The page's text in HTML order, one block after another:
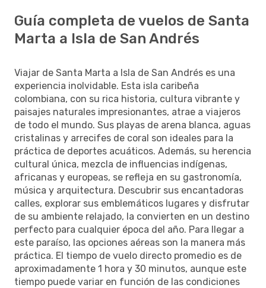
Guía completa de vuelos de Santa
Marta a Isla de San Andrés
Viajar de Santa Marta a Isla de San Andrés es una
experiencia inolvidable. Esta isla caribeña
colombiana, con su rica historia, cultura vibrante y
paisajes naturales impresionantes, atrae a viajeros
de todo el mundo. Sus playas de arena blanca, aguas
cristalinas y arrecifes de coral son ideales para la
práctica de deportes acuáticos. Además, su herencia
cultural única, mezcla de influencias indígenas,
africanas y europeas, se refleja en su gastronomía,
música y arquitectura. Descubrir sus encantadoras
calles, explorar sus emblemáticos lugares y disfrutar
de su ambiente relajado, la convierten en un destino
perfecto para cualquier época del año. Para llegar a
este paraíso, las opciones aéreas son la manera más
práctica. El tiempo de vuelo directo promedio es de
aproximadamente 1 hora y 30 minutos, aunque este
tiempo puede variar en función de las condiciones